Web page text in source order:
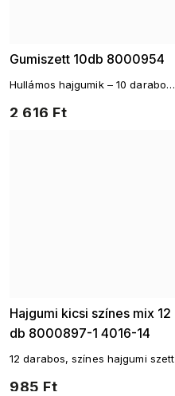
Gumiszett 10db 8000954
2 616 Ft
Hullámos hajgumik – 10 darabos
Hajgumi kicsi színes mix 12
db 8000897-1 4016-14
985 Ft
12 darabos, színes hajgumi szett